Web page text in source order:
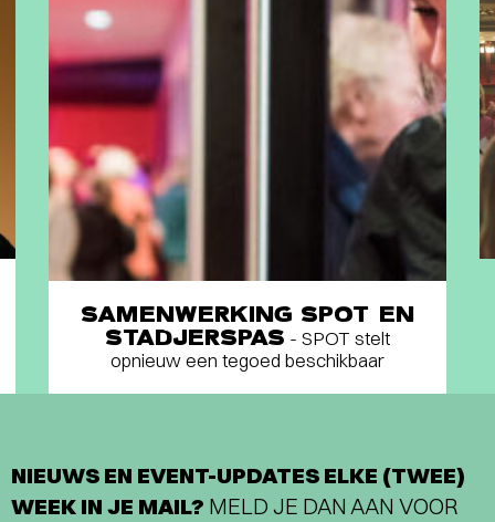
SAMENWERKING SPOT EN
STADJERSPAS - SPOT stelt
opnieuw een tegoed beschikbaar
NIEUWS EN EVENT-UPDATES ELKE (TWEE)
WEEK IN JE MAIL? MELD JE DAN AAN VOOR